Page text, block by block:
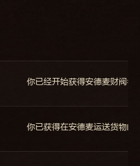
你已经开始获得安德麦财阀名
你已获得在安德麦运送货物的